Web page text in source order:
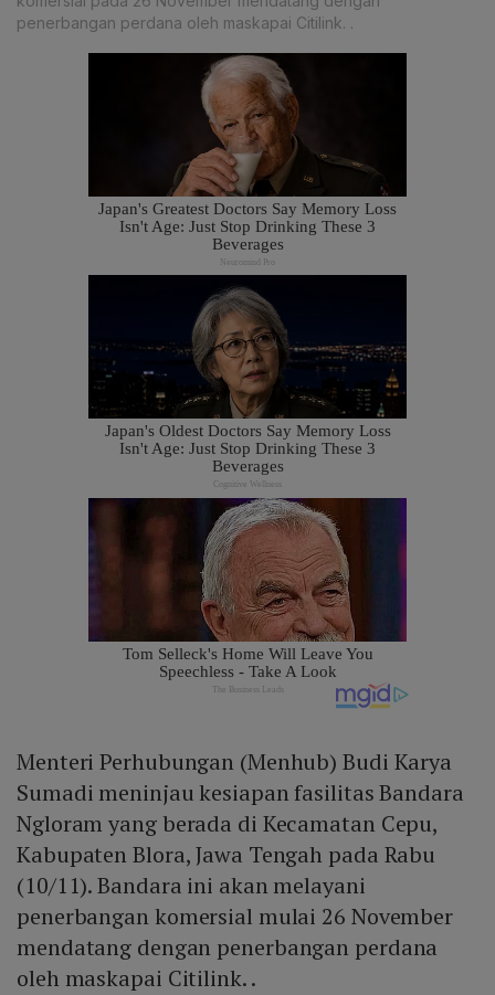
penerbangan perdana oleh maskapai Citilink. .
Menteri Perhubungan (Menhub) Budi Karya
Sumadi meninjau kesiapan fasilitas Bandara
Ngloram yang berada di Kecamatan Cepu,
Kabupaten Blora, Jawa Tengah pada Rabu
(10/11). Bandara ini akan melayani
penerbangan komersial mulai 26 November
mendatang dengan penerbangan perdana
oleh maskapai Citilink. .